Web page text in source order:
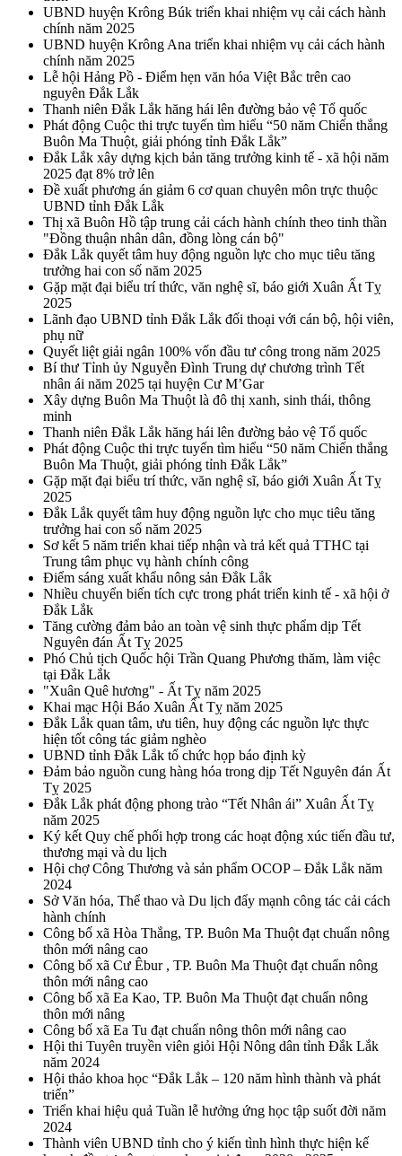
UBND huyện Krông Búk triển khai nhiệm vụ cải cách hành
chính năm 2025
UBND huyện Krông Ana triển khai nhiệm vụ cải cách hành
chính năm 2025
Lễ hội Hảng Pồ - Điểm hẹn văn hóa Việt Bắc trên cao
nguyên Đắk Lắk
Thanh niên Đắk Lắk hăng hái lên đường bảo vệ Tổ quốc
Phát động Cuộc thi trực tuyến tìm hiểu “50 năm Chiến thắng
Buôn Ma Thuột, giải phóng tỉnh Đắk Lắk”
Đắk Lắk xây dựng kịch bản tăng trưởng kinh tế - xã hội năm
2025 đạt 8% trở lên
Đề xuất phương án giảm 6 cơ quan chuyên môn trực thuộc
UBND tỉnh Đắk Lắk
Thị xã Buôn Hồ tập trung cải cách hành chính theo tinh thần
"Đồng thuận nhân dân, đồng lòng cán bộ"
Đắk Lắk quyết tâm huy động nguồn lực cho mục tiêu tăng
trưởng hai con số năm 2025
Gặp mặt đại biểu trí thức, văn nghệ sĩ, báo giới Xuân Ất Tỵ
2025
Lãnh đạo UBND tỉnh Đắk Lắk đối thoại với cán bộ, hội viên,
phụ nữ
Quyết liệt giải ngân 100% vốn đầu tư công trong năm 2025
Bí thư Tỉnh ủy Nguyễn Đình Trung dự chương trình Tết
nhân ái năm 2025 tại huyện Cư M’Gar
Xây dựng Buôn Ma Thuột là đô thị xanh, sinh thái, thông
minh
Thanh niên Đắk Lắk hăng hái lên đường bảo vệ Tổ quốc
Phát động Cuộc thi trực tuyến tìm hiểu “50 năm Chiến thắng
Buôn Ma Thuột, giải phóng tỉnh Đắk Lắk”
Gặp mặt đại biểu trí thức, văn nghệ sĩ, báo giới Xuân Ất Tỵ
2025
Đắk Lắk quyết tâm huy động nguồn lực cho mục tiêu tăng
trưởng hai con số năm 2025
Sơ kết 5 năm triển khai tiếp nhận và trả kết quả TTHC tại
Trung tâm phục vụ hành chính công
Điểm sáng xuất khẩu nông sản Đắk Lắk
Nhiều chuyển biến tích cực trong phát triển kinh tế - xã hội ở
Đắk Lắk
Tăng cường đảm bảo an toàn vệ sinh thực phẩm dịp Tết
Nguyên đán Ất Tỵ 2025
Phó Chủ tịch Quốc hội Trần Quang Phương thăm, làm việc
tại Đắk Lắk
"Xuân Quê hương" - Ất Tỵ năm 2025
Khai mạc Hội Báo Xuân Ất Tỵ năm 2025
Đắk Lắk quan tâm, ưu tiên, huy động các nguồn lực thực
hiện tốt công tác giảm nghèo
UBND tỉnh Đắk Lắk tổ chức họp báo định kỳ
Đảm bảo nguồn cung hàng hóa trong dịp Tết Nguyên đán Ất
Tỵ 2025
Đắk Lắk phát động phong trào “Tết Nhân ái” Xuân Ất Tỵ
năm 2025
Ký kết Quy chế phối hợp trong các hoạt động xúc tiến đầu tư,
thương mại và du lịch
Hội chợ Công Thương và sản phẩm OCOP – Đắk Lắk năm
2024
Sở Văn hóa, Thể thao và Du lịch đẩy mạnh công tác cải cách
hành chính
Công bố xã Hòa Thắng, TP. Buôn Ma Thuột đạt chuẩn nông
thôn mới nâng cao
Công bố xã Cư Êbur , TP. Buôn Ma Thuột đạt chuẩn nông
thôn mới nâng cao
Công bố xã Ea Kao, TP. Buôn Ma Thuột đạt chuẩn nông
thôn mới nâng
Công bố xã Ea Tu đạt chuẩn nông thôn mới nâng cao
Hội thi Tuyên truyền viên giỏi Hội Nông dân tỉnh Đắk Lắk
năm 2024
Hội thảo khoa học “Đắk Lắk – 120 năm hình thành và phát
triển”
Triển khai hiệu quả Tuần lễ hưởng ứng học tập suốt đời năm
2024
Thành viên UBND tỉnh cho ý kiến tình hình thực hiện kế